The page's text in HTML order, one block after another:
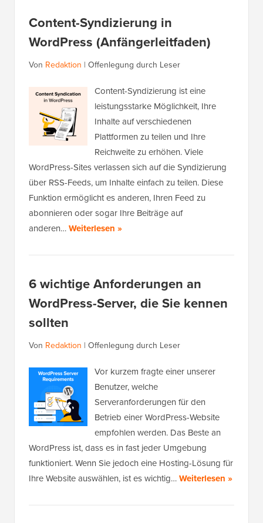
Content-Syndizierung in
WordPress (Anfängerleitfaden)
Von Redaktion | Offenlegung durch Leser
Content-Syndizierung ist eine
leistungsstarke Möglichkeit, Ihre
Inhalte auf verschiedenen
Plattformen zu teilen und Ihre
Reichweite zu erhöhen. Viele
WordPress-Sites verlassen sich auf die Syndizierung
über RSS-Feeds, um Inhalte einfach zu teilen. Diese
Funktion ermöglicht es anderen, Ihren Feed zu
abonnieren oder sogar Ihre Beiträge auf
anderen…Weiterlesen »
6 wichtige Anforderungen an
WordPress-Server, die Sie kennen
sollten
Von Redaktion | Offenlegung durch Leser
Vor kurzem fragte einer unserer
Benutzer, welche
Serveranforderungen für den
Betrieb einer WordPress-Website
empfohlen werden. Das Beste an
WordPress ist, dass es in fast jeder Umgebung
funktioniert. Wenn Sie jedoch eine Hosting-Lösung für
Ihre Website auswählen, ist es wichtig…Weiterlesen »